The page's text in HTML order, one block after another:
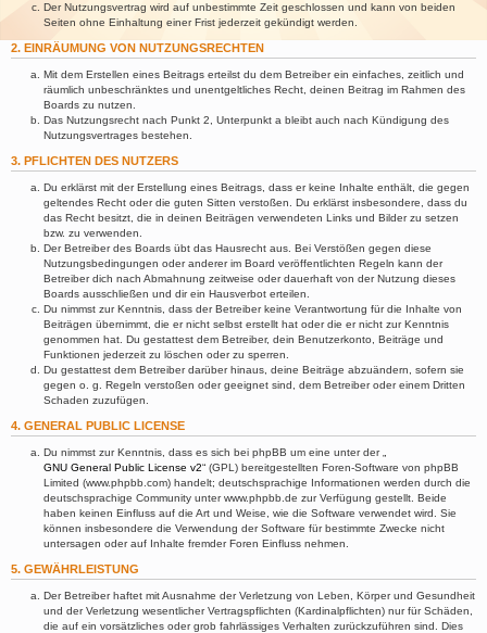
Der Nutzungsvertrag wird auf unbestimmte Zeit geschlossen und kann von beiden
Seiten ohne Einhaltung einer Frist jederzeit gekündigt werden.
2. EINRÄUMUNG VON NUTZUNGSRECHTEN
Mit dem Erstellen eines Beitrags erteilst du dem Betreiber ein einfaches, zeitlich und
räumlich unbeschränktes und unentgeltliches Recht, deinen Beitrag im Rahmen des
Boards zu nutzen.
Das Nutzungsrecht nach Punkt 2, Unterpunkt a bleibt auch nach Kündigung des
Nutzungsvertrages bestehen.
3. PFLICHTEN DES NUTZERS
Du erklärst mit der Erstellung eines Beitrags, dass er keine Inhalte enthält, die gegen
geltendes Recht oder die guten Sitten verstoßen. Du erklärst insbesondere, dass du
das Recht besitzt, die in deinen Beiträgen verwendeten Links und Bilder zu setzen
bzw. zu verwenden.
Der Betreiber des Boards übt das Hausrecht aus. Bei Verstößen gegen diese
Nutzungsbedingungen oder anderer im Board veröffentlichten Regeln kann der
Betreiber dich nach Abmahnung zeitweise oder dauerhaft von der Nutzung dieses
Boards ausschließen und dir ein Hausverbot erteilen.
Du nimmst zur Kenntnis, dass der Betreiber keine Verantwortung für die Inhalte von
Beiträgen übernimmt, die er nicht selbst erstellt hat oder die er nicht zur Kenntnis
genommen hat. Du gestattest dem Betreiber, dein Benutzerkonto, Beiträge und
Funktionen jederzeit zu löschen oder zu sperren.
Du gestattest dem Betreiber darüber hinaus, deine Beiträge abzuändern, sofern sie
gegen o. g. Regeln verstoßen oder geeignet sind, dem Betreiber oder einem Dritten
Schaden zuzufügen.
4. GENERAL PUBLIC LICENSE
Du nimmst zur Kenntnis, dass es sich bei phpBB um eine unter der „
GNU General Public License v2“ (GPL) bereitgestellten Foren-Software von phpBB
Limited (www.phpbb.com) handelt; deutschsprachige Informationen werden durch die
deutschsprachige Community unter www.phpbb.de zur Verfügung gestellt. Beide
haben keinen Einfluss auf die Art und Weise, wie die Software verwendet wird. Sie
können insbesondere die Verwendung der Software für bestimmte Zwecke nicht
untersagen oder auf Inhalte fremder Foren Einfluss nehmen.
5. GEWÄHRLEISTUNG
Der Betreiber haftet mit Ausnahme der Verletzung von Leben, Körper und Gesundheit
und der Verletzung wesentlicher Vertragspflichten (Kardinalpflichten) nur für Schäden,
die auf ein vorsätzliches oder grob fahrlässiges Verhalten zurückzuführen sind. Dies